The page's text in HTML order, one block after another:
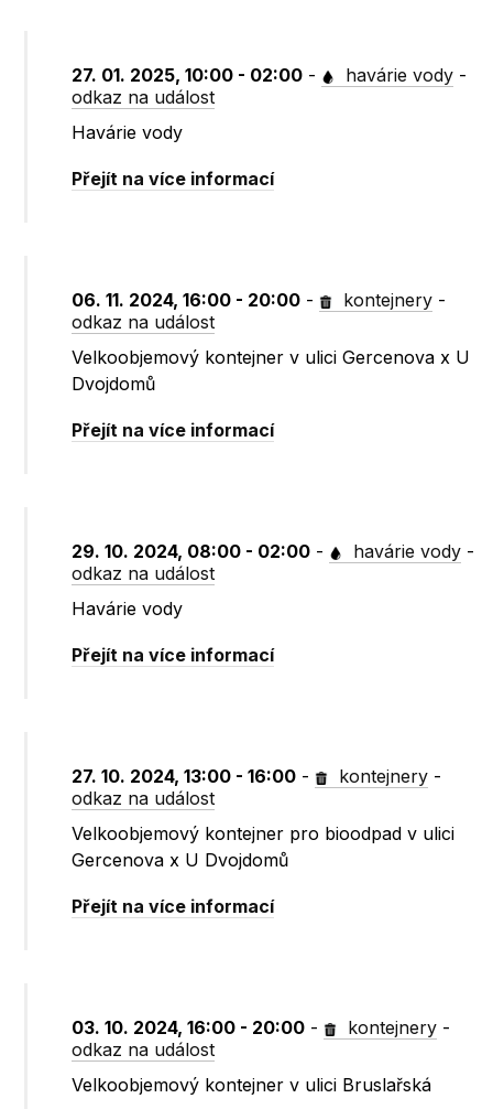
27. 01. 2025, 10:00 - 02:00 - havárie vody -
odkaz na událost
Havárie vody
Přejít na více informací
06. 11. 2024, 16:00 - 20:00 - kontejnery -
odkaz na událost
Velkoobjemový kontejner v ulici Gercenova x U
Dvojdomů
Přejít na více informací
29. 10. 2024, 08:00 - 02:00 - havárie vody -
odkaz na událost
Havárie vody
Přejít na více informací
27. 10. 2024, 13:00 - 16:00 - kontejnery -
odkaz na událost
Velkoobjemový kontejner pro bioodpad v ulici
Gercenova x U Dvojdomů
Přejít na více informací
03. 10. 2024, 16:00 - 20:00 - kontejnery -
odkaz na událost
Velkoobjemový kontejner v ulici Bruslařská